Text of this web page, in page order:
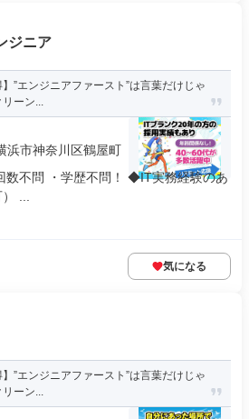
ジニア
】”エンジニアファースト”は言葉だけじゃ
ーン...
浜市神奈川区鶴屋町
数不問 ・学歴不問！ ◆IT実務経験のあ
...
気になる
】”エンジニアファースト”は言葉だけじゃ
ーン...